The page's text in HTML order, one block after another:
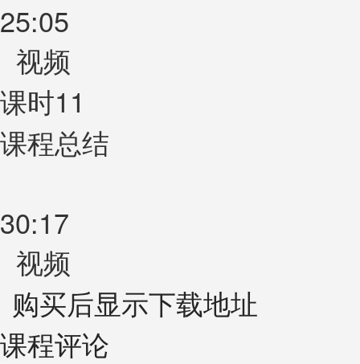
25:05
视频
课时11
课程总结
30:17
视频
购买后显示下载地址
课程评论